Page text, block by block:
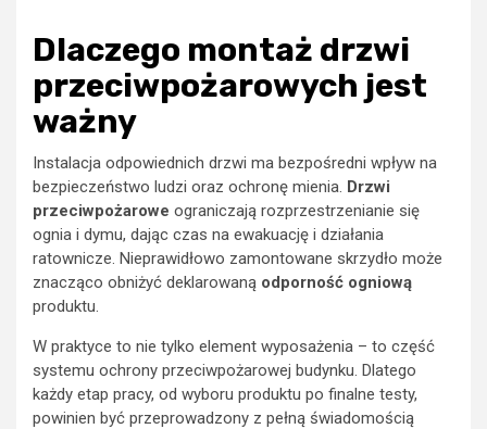
Dlaczego montaż drzwi
przeciwpożarowych jest
ważny
Instalacja odpowiednich drzwi ma bezpośredni wpływ na
bezpieczeństwo ludzi oraz ochronę mienia. Drzwi
przeciwpożarowe ograniczają rozprzestrzenianie się
ognia i dymu, dając czas na ewakuację i działania
ratownicze. Nieprawidłowo zamontowane skrzydło może
znacząco obniżyć deklarowaną odporność ogniową
produktu.
W praktyce to nie tylko element wyposażenia – to część
systemu ochrony przeciwpożarowej budynku. Dlatego
każdy etap pracy, od wyboru produktu po finalne testy,
powinien być przeprowadzony z pełną świadomością